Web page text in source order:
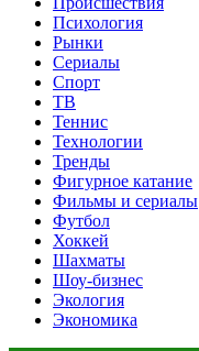
Психология
Рынки
Сериалы
Спорт
ТВ
Теннис
Технологии
Тренды
Фигурное катание
Фильмы и сериалы
Футбол
Хоккей
Шахматы
Шоу-бизнес
Экология
Экономика